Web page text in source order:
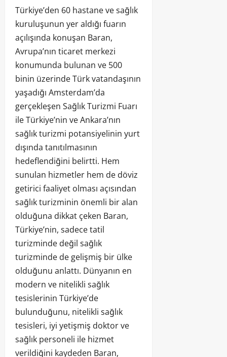
Türkiye’den 60 hastane ve sağlık
kuruluşunun yer aldığı fuarın
açılışında konuşan Baran,
Avrupa’nın ticaret merkezi
konumunda bulunan ve 500
binin üzerinde Türk vatandaşının
yaşadığı Amsterdam’da
gerçekleşen Sağlık Turizmi Fuarı
ile Türkiye’nin ve Ankara’nın
sağlık turizmi potansiyelinin yurt
dışında tanıtılmasının
hedeflendiğini belirtti. Hem
sunulan hizmetler hem de döviz
getirici faaliyet olması açısından
sağlık turizminin önemli bir alan
olduğuna dikkat çeken Baran,
Türkiye’nin, sadece tatil
turizminde değil sağlık
turizminde de gelişmiş bir ülke
olduğunu anlattı. Dünyanın en
modern ve nitelikli sağlık
tesislerinin Türkiye’de
bulunduğunu, nitelikli sağlık
tesisleri, iyi yetişmiş doktor ve
sağlık personeli ile hizmet
verildiğini kaydeden Baran,